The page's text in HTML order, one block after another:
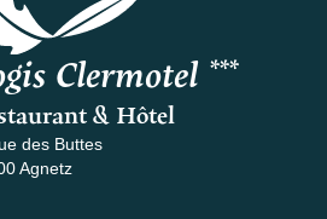
Clermotel ***
& Hôtel
des Buttes
Agnetz